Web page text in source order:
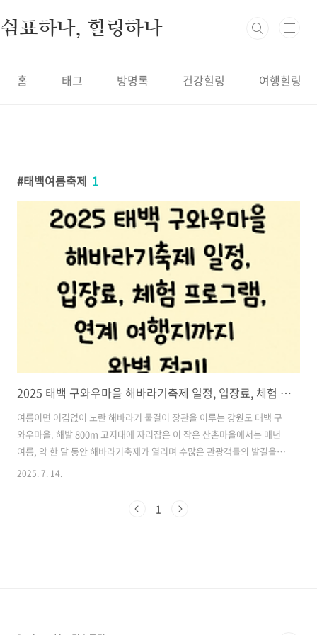
쉼표하나, 힐링하나
홈 태그 방명록 건강힐링 여행힐링
태백여름축제 1
2025 태백 구와우마을 해바라기축제 일정, 입장료, 체험 프로그램, 연계 여행지까지 완벽 정리!
여름이면 어김없이 노란 해바라기 물결이 장관을 이루는 강원도 태백 구
와우마을. 해발 800m 고지대에 자리잡은 이 작은 산촌마을에서는 매년
여름, 약 한 달 동안 해바라기축제가 열리며 수많은 관광객들의 발길을
사로잡습니다.특히나 2025년 구와우마을 해바라기축제는 자연 그대로
해져 당일치기부터 1박 2일 코스까지 여름 여행지로 손색이 없습니다.이
2025. 7. 14.
1